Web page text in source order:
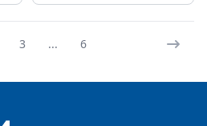
3 ... 6